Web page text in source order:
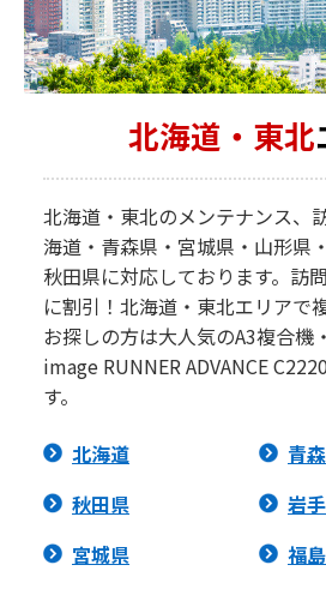
北海道・東北
北海道・東北のメンテナンス、
海道・青森県・宮城県・山形県
秋田県に対応しております。訪
に割引！北海道・東北エリアで
お探しの方は大人気のA3複合機
image RUNNER ADVANCE
す。
北海道
青
秋田県
岩
宮城県
福